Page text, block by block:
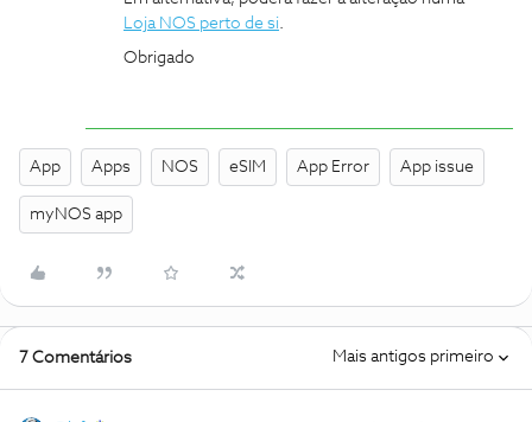
Loja NOS perto de si.
Obrigado
App Apps NOS eSIM App Error App issue
myNOS app
7 Comentários Mais antigos primeiro